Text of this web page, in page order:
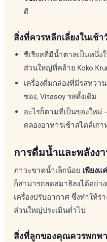
ดี
สิ่งที่ควรหลีกเลี่ยงในเช้
ซีเรียลที่มีน้ำตาลเป็นหนึ่
ส่วนใหญ่ที่คล้าย Koko
เครื่องดื่มกล่องที่มีรสหวา
ซอง, Vitasoy รสดั้งเดิม
อะไรก็ตามที่เป็นของให
ดลองอาหารเช้าสไตล์เกา
การดื่มน้ำและพลังง
ภาวะขาดน้ำเล็กน้อย เพียงแ
ก็สามารถลดสมาธิลงได้อย่า
เครื่องปรับอากาศ ซึ่งทำให้
ส่วนใหญ่ประเมินต่ำไป
สิ่งที่ลูกของคุณควรพกพา